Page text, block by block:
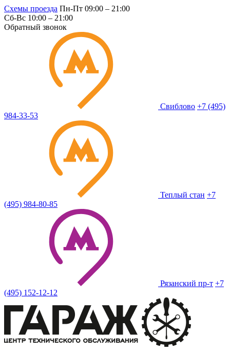
Схемы проезда Пн-Пт 09:00 – 21:00
Сб-Вс 10:00 – 21:00
Обратный звонок
Свиблово +7 (495)
984-33-53
Теплый стан +7
(495) 984-80-85
Рязанский пр-т +7
(495) 152-12-12